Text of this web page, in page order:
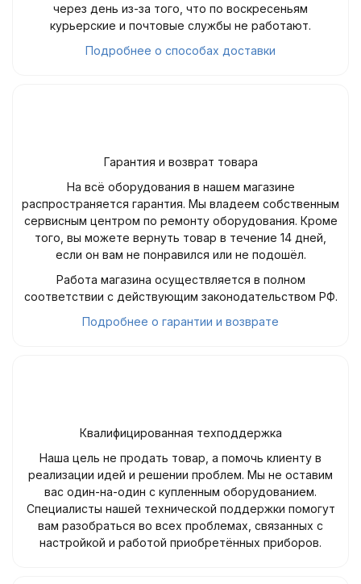
через день из-за того, что по воскресеньям
курьерские и почтовые службы не работают.
Подробнее о способах доставки
Гарантия и возврат товара
На всё оборудования в нашем магазине
распространяется гарантия. Мы владеем собственным
сервисным центром по ремонту оборудования. Кроме
того, вы можете вернуть товар в течение 14 дней,
если он вам не понравился или не подошёл.
Работа магазина осуществляется в полном
соответствии с действующим законодательством РФ.
Подробнее о гарантии и возврате
Квалифицированная техподдержка
Наша цель не продать товар, а помочь клиенту в
реализации идей и решении проблем. Мы не оставим
вас один-на-один с купленным оборудованием.
Специалисты нашей технической поддержки помогут
вам разобраться во всех проблемах, связанных с
настройкой и работой приобретённых приборов.